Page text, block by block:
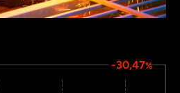
-30,47%